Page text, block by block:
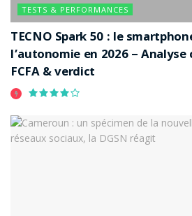
TESTS & PERFORMANCES
TECNO Spark 50 : le
l’autonomie en 2026 –
FCFA & verdict